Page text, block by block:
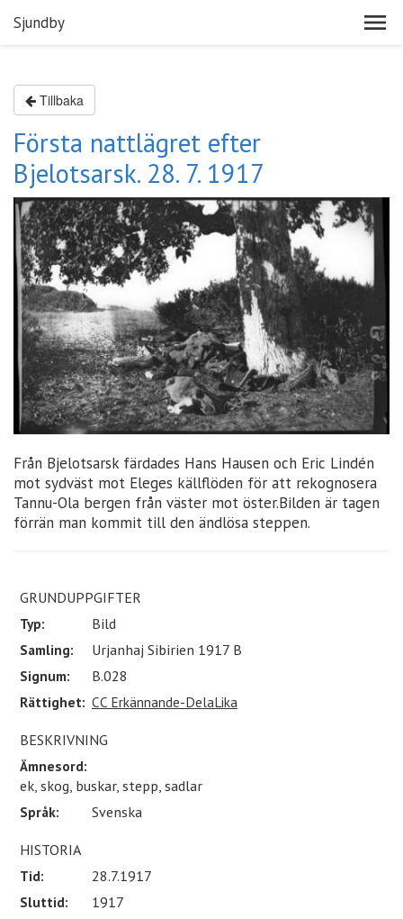
Sjundby
Tillbaka
Första nattlägret efter
Bjelotsarsk. 28. 7. 1917
Från Bjelotsarsk färdades Hans Hausen och Eric Lindén
mot sydväst mot Eleges källflöden för att rekognosera
Tannu-Ola bergen från väster mot öster.Bilden är tagen
förrän man kommit till den ändlösa steppen.
GRUNDUPPGIFTER
Typ:
Bild
Samling:
Urjanhaj Sibirien 1917 B
Signum:
B.028
Rättighet: CC Erkännande-DelaLika
BESKRIVNING
Ämnesord:
ek, skog, buskar, stepp, sadlar
Språk:
Svenska
HISTORIA
Tid:
28.7.1917
Sluttid:
1917